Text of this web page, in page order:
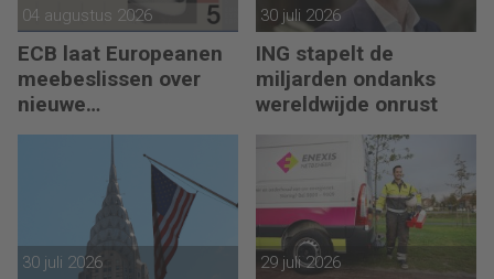
04 augustus 2026
ECB laat Europeanen
meebeslissen over
nieuwe
eurobankbiljetten
30 juli 2026
ING stapelt de
miljarden ondanks
wereldwijde onrust
30 juli 2026 29 juli 2026